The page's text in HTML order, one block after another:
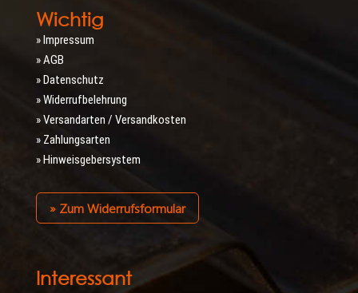
Wichtig
» Impressum
» AGB
» Datenschutz
» Widerrufbelehrung
» Versandarten / Versandkosten
» Zahlungsarten
» Hinweisgebersystem
» Zum Widerrufsformular
Interessant